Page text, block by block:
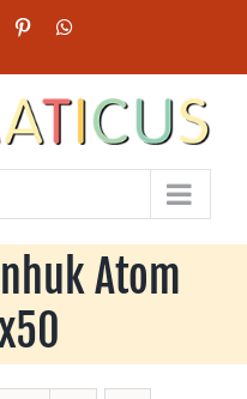
Pinterest
Atom